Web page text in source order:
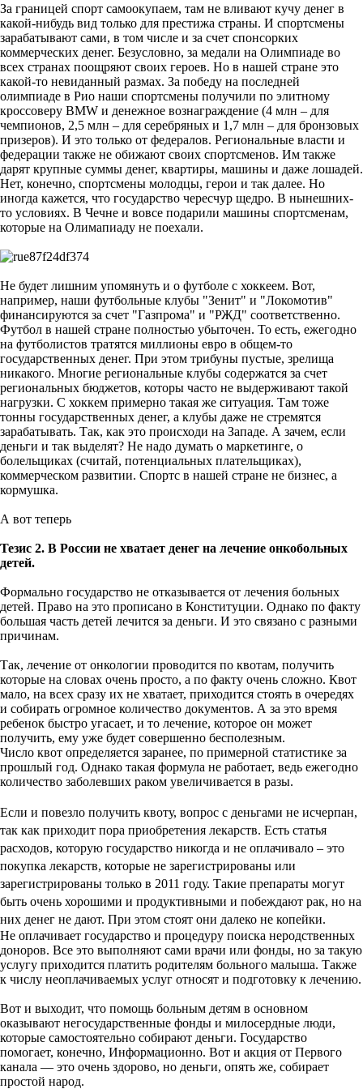
За границей спорт самоокупаем, там не вливают кучу денег в
какой-нибудь вид только для престижа страны. И спортсмены
зарабатывают сами, в том числе и за счет спонсорких
коммерческих денег. Безусловно, за медали на Олимпиаде во
всех странах поощряют своих героев. Но в нашей стране это
какой-то невиданный размах. За победу на последней
олимпиаде в Рио наши спортсмены получили по элитному
кроссоверу BMW и денежное вознаграждение (4 млн – для
чемпионов, 2,5 млн – для серебряных и 1,7 млн – для бронзовых
призеров). И это только от федералов. Региональные власти и
федерации также не обижают своих спортсменов. Им также
дарят крупные суммы денег, квартиры, машины и даже лошадей.
Нет, конечно, спортсмены молодцы, герои и так далее. Но
иногда кажется, что государство чересчур щедро. В нынешних-
то условиях. В Чечне и вовсе подарили машины спортсменам,
которые на Олимапиаду не поехали.
Не будет лишним упомянуть и о футболе с хоккеем. Вот,
например, наши футбольные клубы "Зенит" и "Локомотив"
финансируются за счет "Газпрома" и "РЖД" соответственно.
Футбол в нашей стране полностью убыточен. То есть, ежегодно
на футболистов тратятся миллионы евро в общем-то
государственных денег. При этом трибуны пустые, зрелища
никакого. Многие региональные клубы содержатся за счет
региональных бюджетов, которы часто не выдерживают такой
нагрузки. С хоккем примерно такая же ситуация. Там тоже
тонны государственных денег, а клубы даже не стремятся
зарабатывать. Так, как это происходи на Западе. А зачем, если
деньги и так выделят? Не надо думать о маркетинге, о
болельщиках (считай, потенциальных плательщиках),
коммерческом развитии. Спортс в нашей стране не бизнес, а
кормушка.
А вот теперь
Тезис 2. В России не хватает денег на лечение онкобольных
детей.
Формально государство не отказывается от лечения больных
детей. Право на это прописано в Конституции. Однако по факту
большая часть детей лечится за деньги. И это связано с разными
причинам.
Так, лечение от онкологии проводится по квотам, получить
которые на словах очень просто, а по факту очень сложно. Квот
мало, на всех сразу их не хватает, приходится стоять в очередях
и собирать огромное количество документов. А за это время
ребенок быстро угасает, и то лечение, которое он может
получить, ему уже будет совершенно бесполезным.
Число квот определяется заранее, по примерной статистике за
прошлый год. Однако такая формула не работает, ведь ежегодно
количество заболевших раком увеличивается в разы.
Если и повезло получить квоту, вопрос с деньгами не исчерпан,
так как приходит пора приобретения лекарств. Есть статья
расходов, которую государство никогда и не оплачивало – это
покупка лекарств, которые не зарегистрированы или
зарегистрированы только в 2011 году. Такие препараты могут
быть очень хорошими и продуктивными и побеждают рак, но на
них денег не дают. При этом стоят они далеко не копейки.
Не оплачивает государство и процедуру поиска неродственных
доноров. Все это выполняют сами врачи или фонды, но за такую
услугу приходится платить родителям больного малыша. Также
к числу неоплачиваемых услуг относят и подготовку к лечению.
Вот и выходит, что помощь больным детям в основном
оказывают негосударственные фонды и милосердные люди,
которые самостоятельно собирают деньги. Государство
помогает, конечно, Информационно. Вот и акция от Первого
канала — это очень здорово, но деньги, опять же, собирает
простой народ.